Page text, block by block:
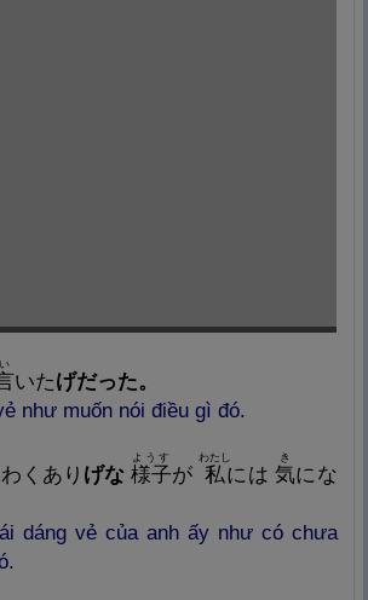
い
いたげだった。
như muốn nói điều gì đó.
く あり げな 様子
ようす
が 私
わたし
には 気
き
にな
vẻ của anh ấy như có chưa